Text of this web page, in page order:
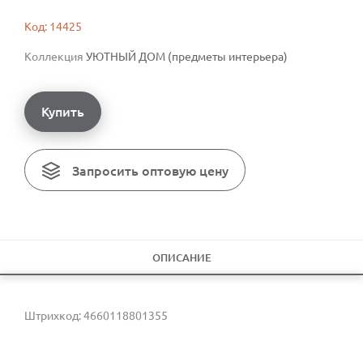
Код: 14425
Коллекция УЮТНЫЙ ДОМ (предметы интерьера)
Купить
Запросить оптовую цену
ОПИСАНИЕ
Штрихкод: 4660118801355